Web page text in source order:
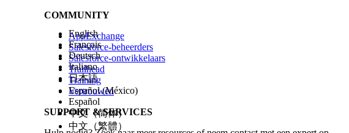
COMMUNITY
AppExchange
Salesforce-beheerders
Salesforce-ontwikkelaars
Trailhead
Training
Vertrouwen
SUPPORT & SERVICES
English
Français
Deutsch
Italiano
日本語
Español (México)
Español
中文（简体）
中文（繁體）